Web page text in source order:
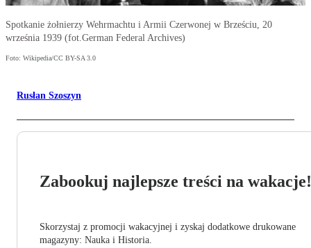
Spotkanie żołnierzy Wehrmachtu i Armii Czerwonej w Brześciu, 20
września 1939 (fot.German Federal Archives)
Foto: Wikipedia/CC BY-SA 3.0
Rusłan Szoszyn
Zabookuj najlepsze treści na wakacje!
Skorzystaj z promocji wakacyjnej i zyskaj dodatkowe drukowane
magazyny: Nauka i Historia.